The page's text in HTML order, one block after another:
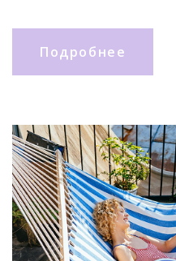
Подробнее